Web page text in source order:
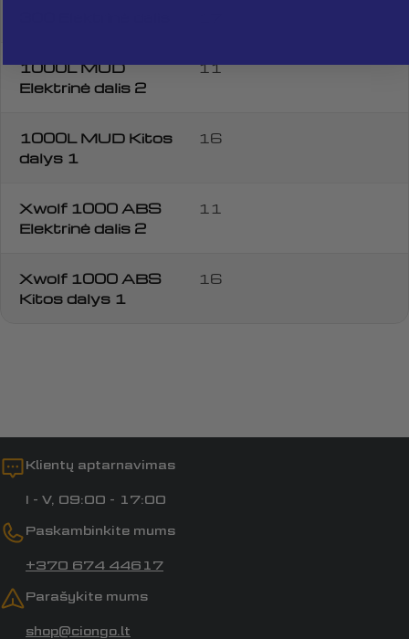
1000L MUD
Elektrinė dalis 2
11
1000L MUD Kitos
dalys 1
16
Xwolf 1000 ABS
Elektrinė dalis 2
11
Xwolf 1000 ABS
Kitos dalys 1
16
Klientų aptarnavimas
I - V, 09:00 - 17:00
Paskambinkite mums
+370 674 44617
Parašykite mums
shop@ciongo.lt